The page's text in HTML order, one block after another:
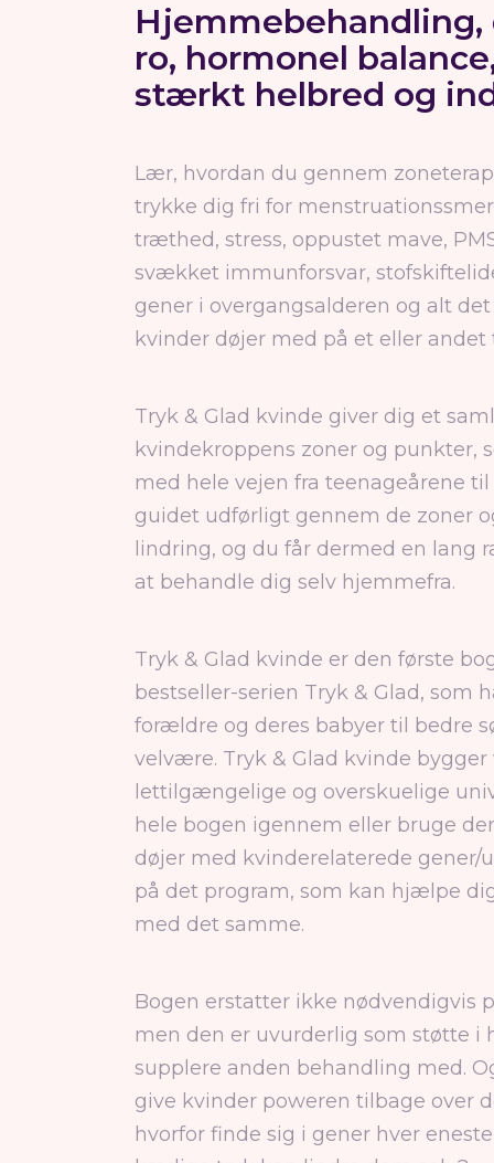
Hjemmebehandling,
ro, hormonel
stærkt helbred og
Lær, hvordan du gennem
trykke dig fri for
træthed, stress, oppustet mave,
svækket immunforsvar,
gener i overgangsalderen og alt
kvinder døjer med på et eller andet
Tryk & Glad kvinde giver dig et
kvindekroppens zoner og punkter,
med hele vejen fra teenageårene
guidet udførligt gennem de zoner
lindring, og du får dermed en lang
at behandle dig selv hjemmefra.
Tryk & Glad kvinde er den første
bestseller-serien Tryk & Glad, som
forældre og deres babyer til bedre
velvære. Tryk & Glad kvinde bygger
lettilgængelige og overskuelige
hele bogen igennem eller bruge
døjer med kvinderelaterede gener/
på det program, som kan hjælpe
med det samme.
Bogen erstatter ikke nødvendigvis
men den er uvurderlig som støtte i
supplere anden behandling med.
give kvinder poweren tilbage over
hvorfor finde sig i gener hver